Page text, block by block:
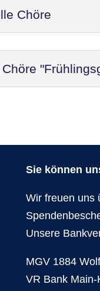
Chöre
Sie können
Wir freuen uns
Unsere
MGV 1884
VR Bank